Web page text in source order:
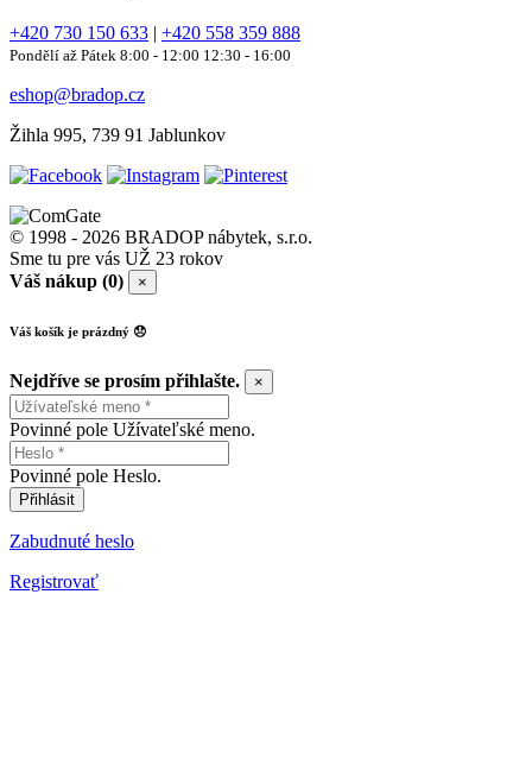
+420 730 150 633 | +420 558 359 888
Pondělí až Pátek 8:00 - 12:00 12:30 - 16:00
eshop@bradop.cz
Žihla 995, 739 91 Jablunkov
© 1998 - 2026 BRADOP nábytek, s.r.o.
Sme tu pre vás UŽ 23 rokov
Váš nákup (0)
×
Váš košík je prázdný 😞
Nejdříve se prosím přihlašte. ×
Povinné pole Užívateľské meno.
Povinné pole Heslo.
Přihlásit
Zabudnuté heslo
Registrovať